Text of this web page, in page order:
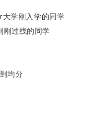
大学刚入学的同学
刚过线的同学
均分